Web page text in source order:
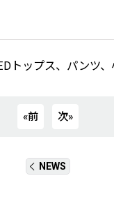
トップス、パンツ、
«前 次»
NEWS